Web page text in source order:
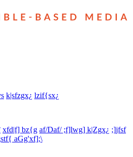
k|sfzgx¿ lzif{sx¿
xfd|f] bz{g af/Daf/ ;f]lwg] k|Zgx¿ ;]jfsf
aGg'xf];\